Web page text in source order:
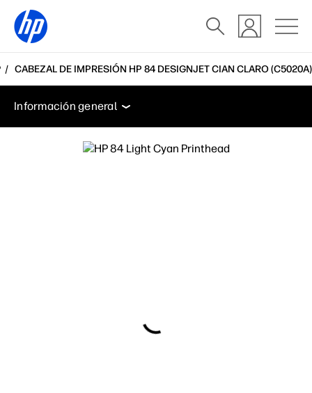
CABEZAL DE IMPRESIÓN HP 84 DESIGNJET CIAN CLARO (C5020A)
Información general
Soporte
Información general
Información general